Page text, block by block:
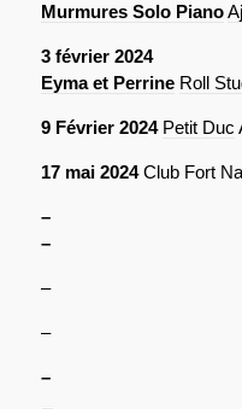
Murmures Solo Piano
3 février 2024
Eyma et Perrine Roll
9 Février 2024 Petit Duc
17 mai 2024Club Fort
–
–
–
–
–